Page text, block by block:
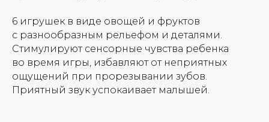
6 игрушек в виде овощей и фруктов
с разнообразным рельефом и деталями.
Стимулируют сенсорные чувства ребенка
во время игры, избавляют от неприятных
ощущений при прорезывании зубов.
Приятный звук успокаивает малышей.